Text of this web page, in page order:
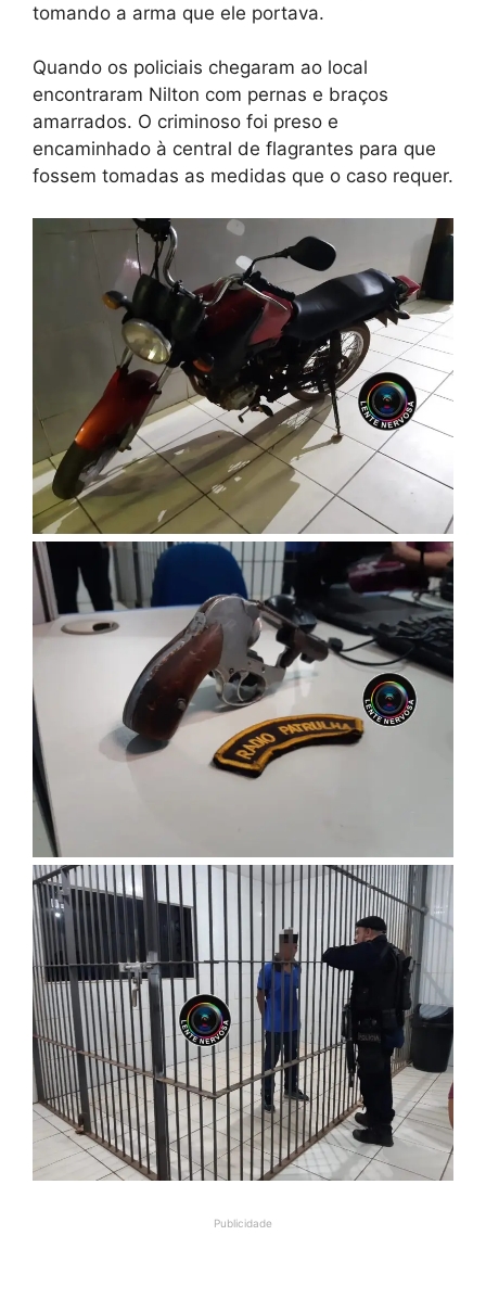
tomando a arma que ele portava.
Quando os policiais chegaram ao local
encontraram Nilton com pernas e braços
amarrados. O criminoso foi preso e
encaminhado à central de flagrantes para que
fossem tomadas as medidas que o caso requer.
Publicidade